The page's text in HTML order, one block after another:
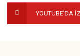
YOUTUBE'DA